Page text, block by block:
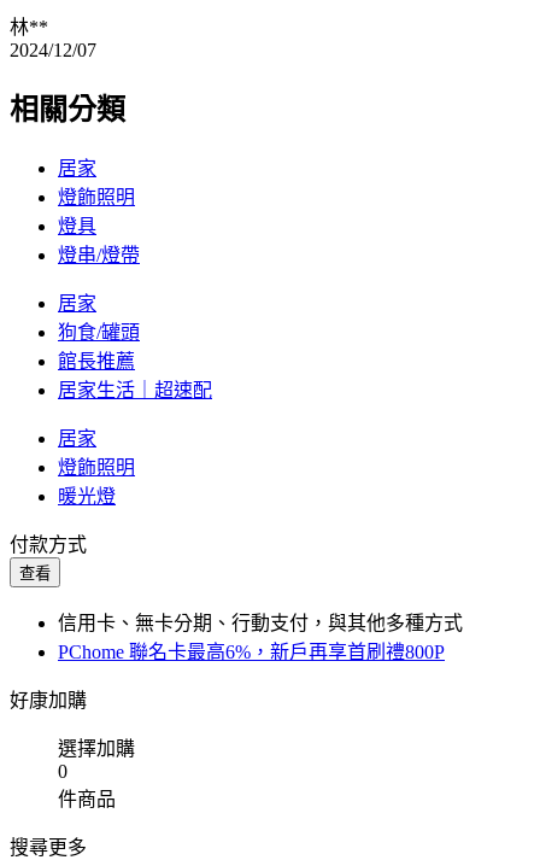
林**
2024/12/07
相關分類
居家
燈飾照明
燈具
燈串/燈帶
居家
狗食/罐頭
館長推薦
居家生活｜超速配
居家
燈飾照明
暖光燈
付款方式
查看
信用卡、無卡分期、行動支付，與其他多種方式
PChome 聯名卡最高6%，新戶再享首刷禮800P
好康加購
選擇加購
0
件商品
搜尋更多